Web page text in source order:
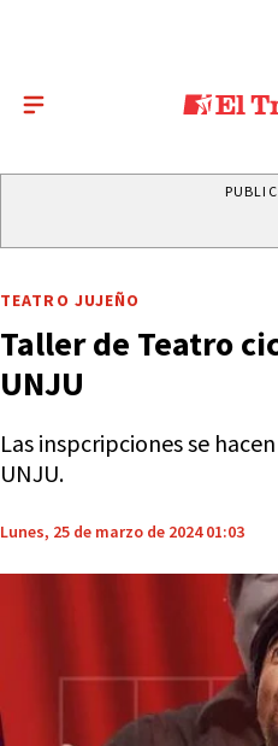
TEATRO JUJEÑO
Taller de Teatro
UNJU
Las inspcripciones se
UNJU.
Lunes, 25 de marzo de 2024 01:03